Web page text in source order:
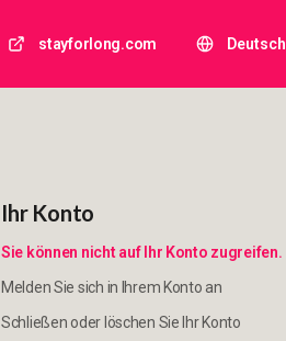
stayforlong.com Deutsch
Ihr Konto
Sie können nicht auf Ihr Konto zugreifen.
Melden Sie sich in Ihrem Konto an
Schließen oder löschen Sie Ihr Konto